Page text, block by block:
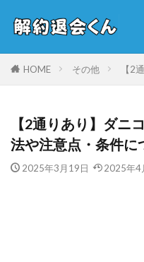
HOME その他 【2
【2通りあり】ダニ
法や注意点・条件に
2025年3月19日 2025年4